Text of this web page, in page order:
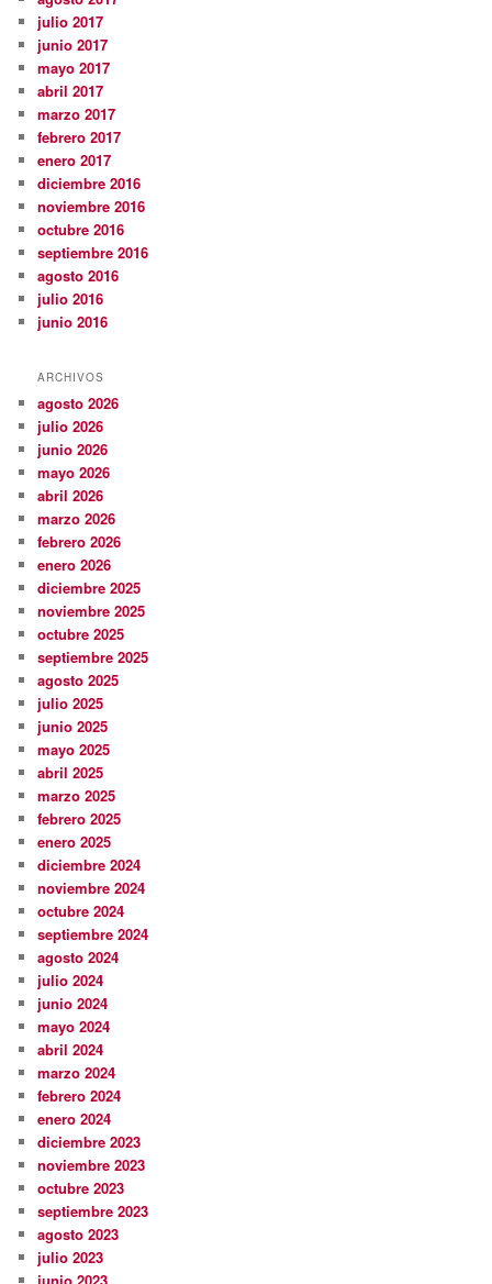
julio 2017
junio 2017
mayo 2017
abril 2017
marzo 2017
febrero 2017
enero 2017
diciembre 2016
noviembre 2016
octubre 2016
septiembre 2016
agosto 2016
julio 2016
junio 2016
ARCHIVOS
agosto 2026
julio 2026
junio 2026
mayo 2026
abril 2026
marzo 2026
febrero 2026
enero 2026
diciembre 2025
noviembre 2025
octubre 2025
septiembre 2025
agosto 2025
julio 2025
junio 2025
mayo 2025
abril 2025
marzo 2025
febrero 2025
enero 2025
diciembre 2024
noviembre 2024
octubre 2024
septiembre 2024
agosto 2024
julio 2024
junio 2024
mayo 2024
abril 2024
marzo 2024
febrero 2024
enero 2024
diciembre 2023
noviembre 2023
octubre 2023
septiembre 2023
agosto 2023
julio 2023
junio 2023